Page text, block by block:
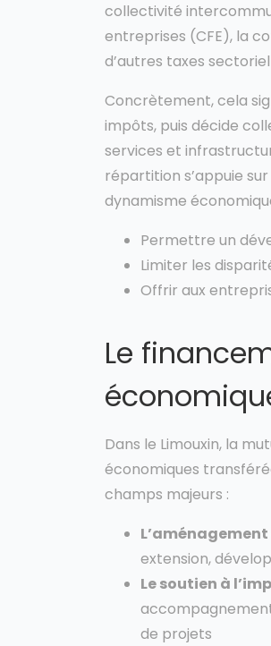
collectivité
entreprises (CFE), la
d’autres taxes
Concrètement, cela
impôts, puis décide
services et
répartition s’appuie
dynamisme
Permettre un
Limiter les
Offrir aux
Le
Dans le Limouxin, la
économiques
champs majeurs :
extension,
Le soutien à
de projets